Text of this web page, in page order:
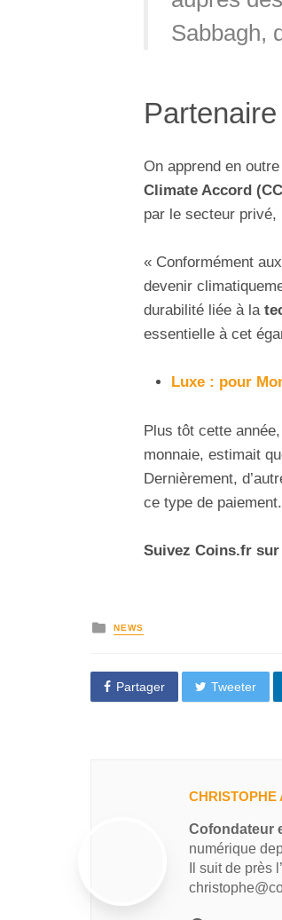
Sabbagh,
On apprend en
Climate Accord
par le secteur privé,
« Conformément
devenir
durabilité liée à la
essentielle à cet
Luxe : pour
Plus tôt cette
monnaie, estimait
Dernièrement,
ce type de paiement.
Suivez Coins.fr sur
NEWS
Partager Tweeter
CHRISTOPHE
Cofondateur
numérique
Il suit de